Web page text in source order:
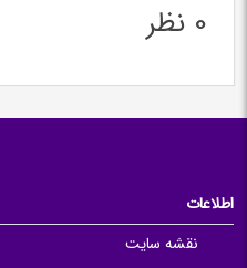
0 نظر
اطلاعات
نقشه سایت